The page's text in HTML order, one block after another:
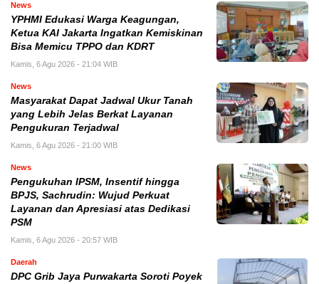
News
YPHMI Edukasi Warga Keagungan,
Ketua KAI Jakarta Ingatkan Kemiskinan
Bisa Memicu TPPO dan KDRT
Kamis, 6 Agu 2026 - 21:04 WIB
News
Masyarakat Dapat Jadwal Ukur Tanah
yang Lebih Jelas Berkat Layanan
Pengukuran Terjadwal
Kamis, 6 Agu 2026 - 21:00 WIB
News
Pengukuhan IPSM, Insentif hingga
BPJS, Sachrudin: Wujud Perkuat
Layanan dan Apresiasi atas Dedikasi
PSM
Kamis, 6 Agu 2026 - 20:57 WIB
Daerah
DPC Grib Jaya Purwakarta Soroti Poyek